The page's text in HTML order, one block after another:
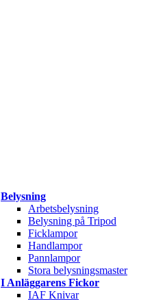
Belysning
Arbetsbelysning
Belysning på Tripod
Ficklampor
Handlampor
Pannlampor
Stora belysningsmaster
I Anläggarens Fickor
IAF Knivar